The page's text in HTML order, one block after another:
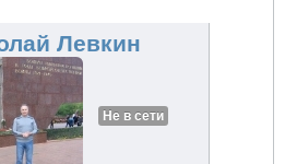
Левкин
Не в сети